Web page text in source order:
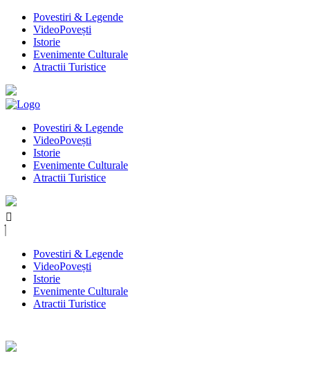
Povestiri & Legende
VideoPovești
Istorie
Evenimente Culturale
Atractii Turistice
Povestiri & Legende
VideoPovești
Istorie
Evenimente Culturale
Atractii Turistice
Povestiri & Legende
VideoPovești
Istorie
Evenimente Culturale
Atractii Turistice